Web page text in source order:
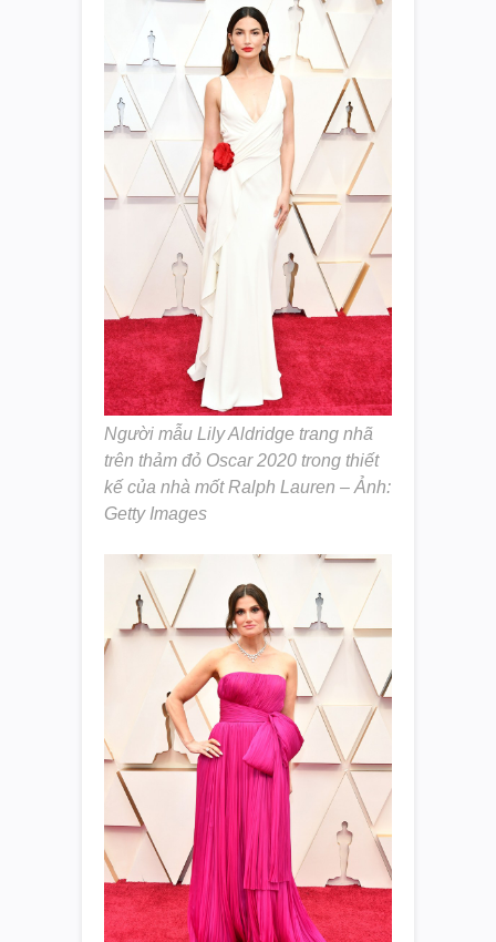
Người mẫu Lily Aldridge trang nhã
trên thảm đỏ Oscar 2020 trong thiết
kế của nhà mốt Ralph Lauren – Ảnh:
Getty Images